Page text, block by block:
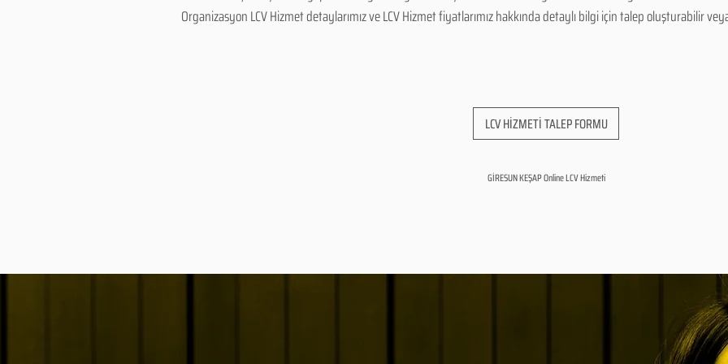
Organizasyon LCV Hizmet detaylarımız ve LCV Hizmet fiyatlarımız hakkında detaylı bilgi için talep oluşturabilir
LCV HİZMETİ TALEP FORMU
GİRESUN KEŞAP Online LCV Hizmeti